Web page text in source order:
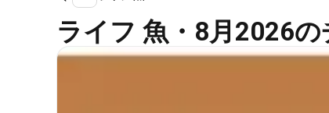
ライフ 魚・8月2026